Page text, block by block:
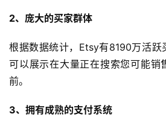
2、庞大的买家群体
根据数据统计，Etsy有8190万活跃
可以展示在大量正在搜索您可能销
前。
3、拥有成熟的支付系统